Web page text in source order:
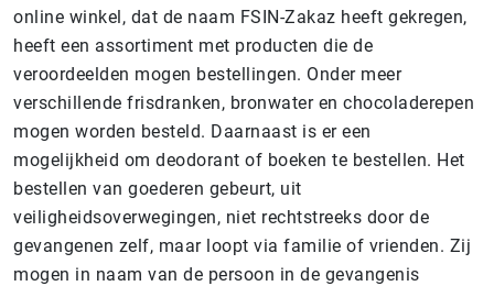
online winkel, dat de naam FSIN-Zakaz heeft gekregen,
heeft een assortiment met producten die de
veroordeelden mogen bestellingen. Onder meer
verschillende frisdranken, bronwater en chocoladerepen
mogen worden besteld. Daarnaast is er een
mogelijkheid om deodorant of boeken te bestellen. Het
bestellen van goederen gebeurt, uit
veiligheidsoverwegingen, niet rechtstreeks door de
gevangenen zelf, maar loopt via familie of vrienden. Zij
mogen in naam van de persoon in de gevangenis